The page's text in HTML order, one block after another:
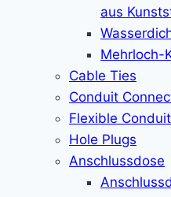
aus
Mehrloch-
Cable Ties
Conduit
Flexible
Hole Plugs
Anschlussdose